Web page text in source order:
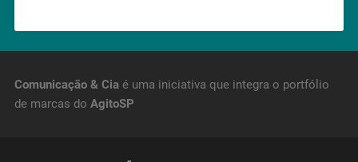
Comunicação & Ciaé uma iniciativa que integra o portfólio
de marcas do AgitoSP